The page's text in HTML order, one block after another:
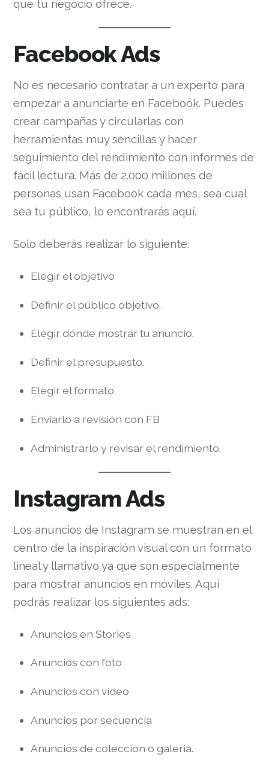
que tu negocio ofrece.
Facebook Ads
No es necesario contratar a un experto para
empezar a anunciarte en Facebook. Puedes
crear campañas y circularlas con
herramientas muy sencillas y hacer
seguimiento del rendimiento con informes de
fácil lectura. Más de 2.000 millones de
personas usan Facebook cada mes, sea cual
sea tu público, lo encontrarás aquí.
Solo deberás realizar lo siguiente:
Elegir el objetivo
Definir el público objetivo.
Elegir dónde mostrar tu anuncio.
Definir el presupuesto.
Elegir el formato.
Enviarlo a revisión con FB
Administrarlo y revisar el rendimiento.
Instagram Ads
Los anuncios de Instagram se muestran en el
centro de la inspiración visual con un formato
lineal y llamativo ya que son especialmente
para mostrar anuncios en móviles. Aquí
podrás realizar los siguientes ads:
Anuncios en Stories
Anuncios con foto
Anuncios con video
Anuncios por secuencia
Anuncios de coleccion o galeria.